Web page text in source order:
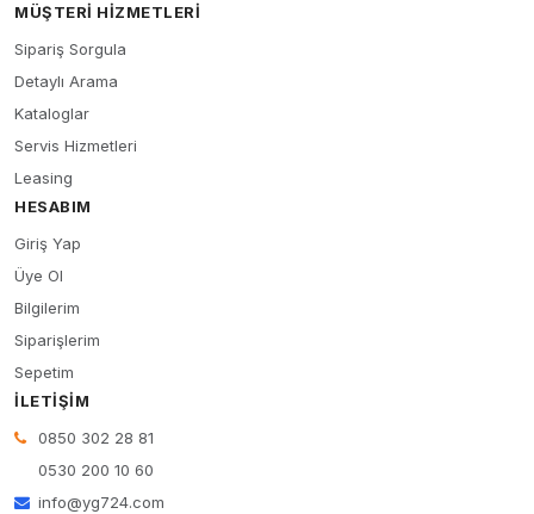
MÜŞTERI HIZMETLERI
Sipariş Sorgula
Detaylı Arama
Kataloglar
Servis Hizmetleri
Leasing
HESABIM
Giriş Yap
Üye Ol
Bilgilerim
Siparişlerim
Sepetim
İLETIŞIM
0850 302 28 81
0530 200 10 60
info@yg724.com